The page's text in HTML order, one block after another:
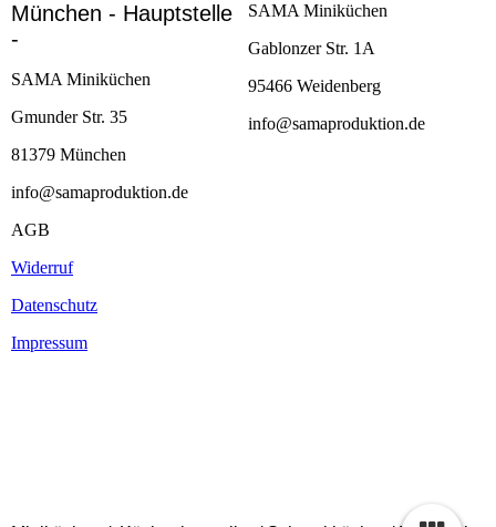
München - Hauptstelle
-
SAMA Miniküchen
Gmunder Str. 35
81379 München
info@samaproduktion.de
AGB
Widerruf
Datenschutz
Impressum
SAMA Miniküchen
Gablonzer Str. 1A
95466 Weidenberg
info@samaproduktion.de